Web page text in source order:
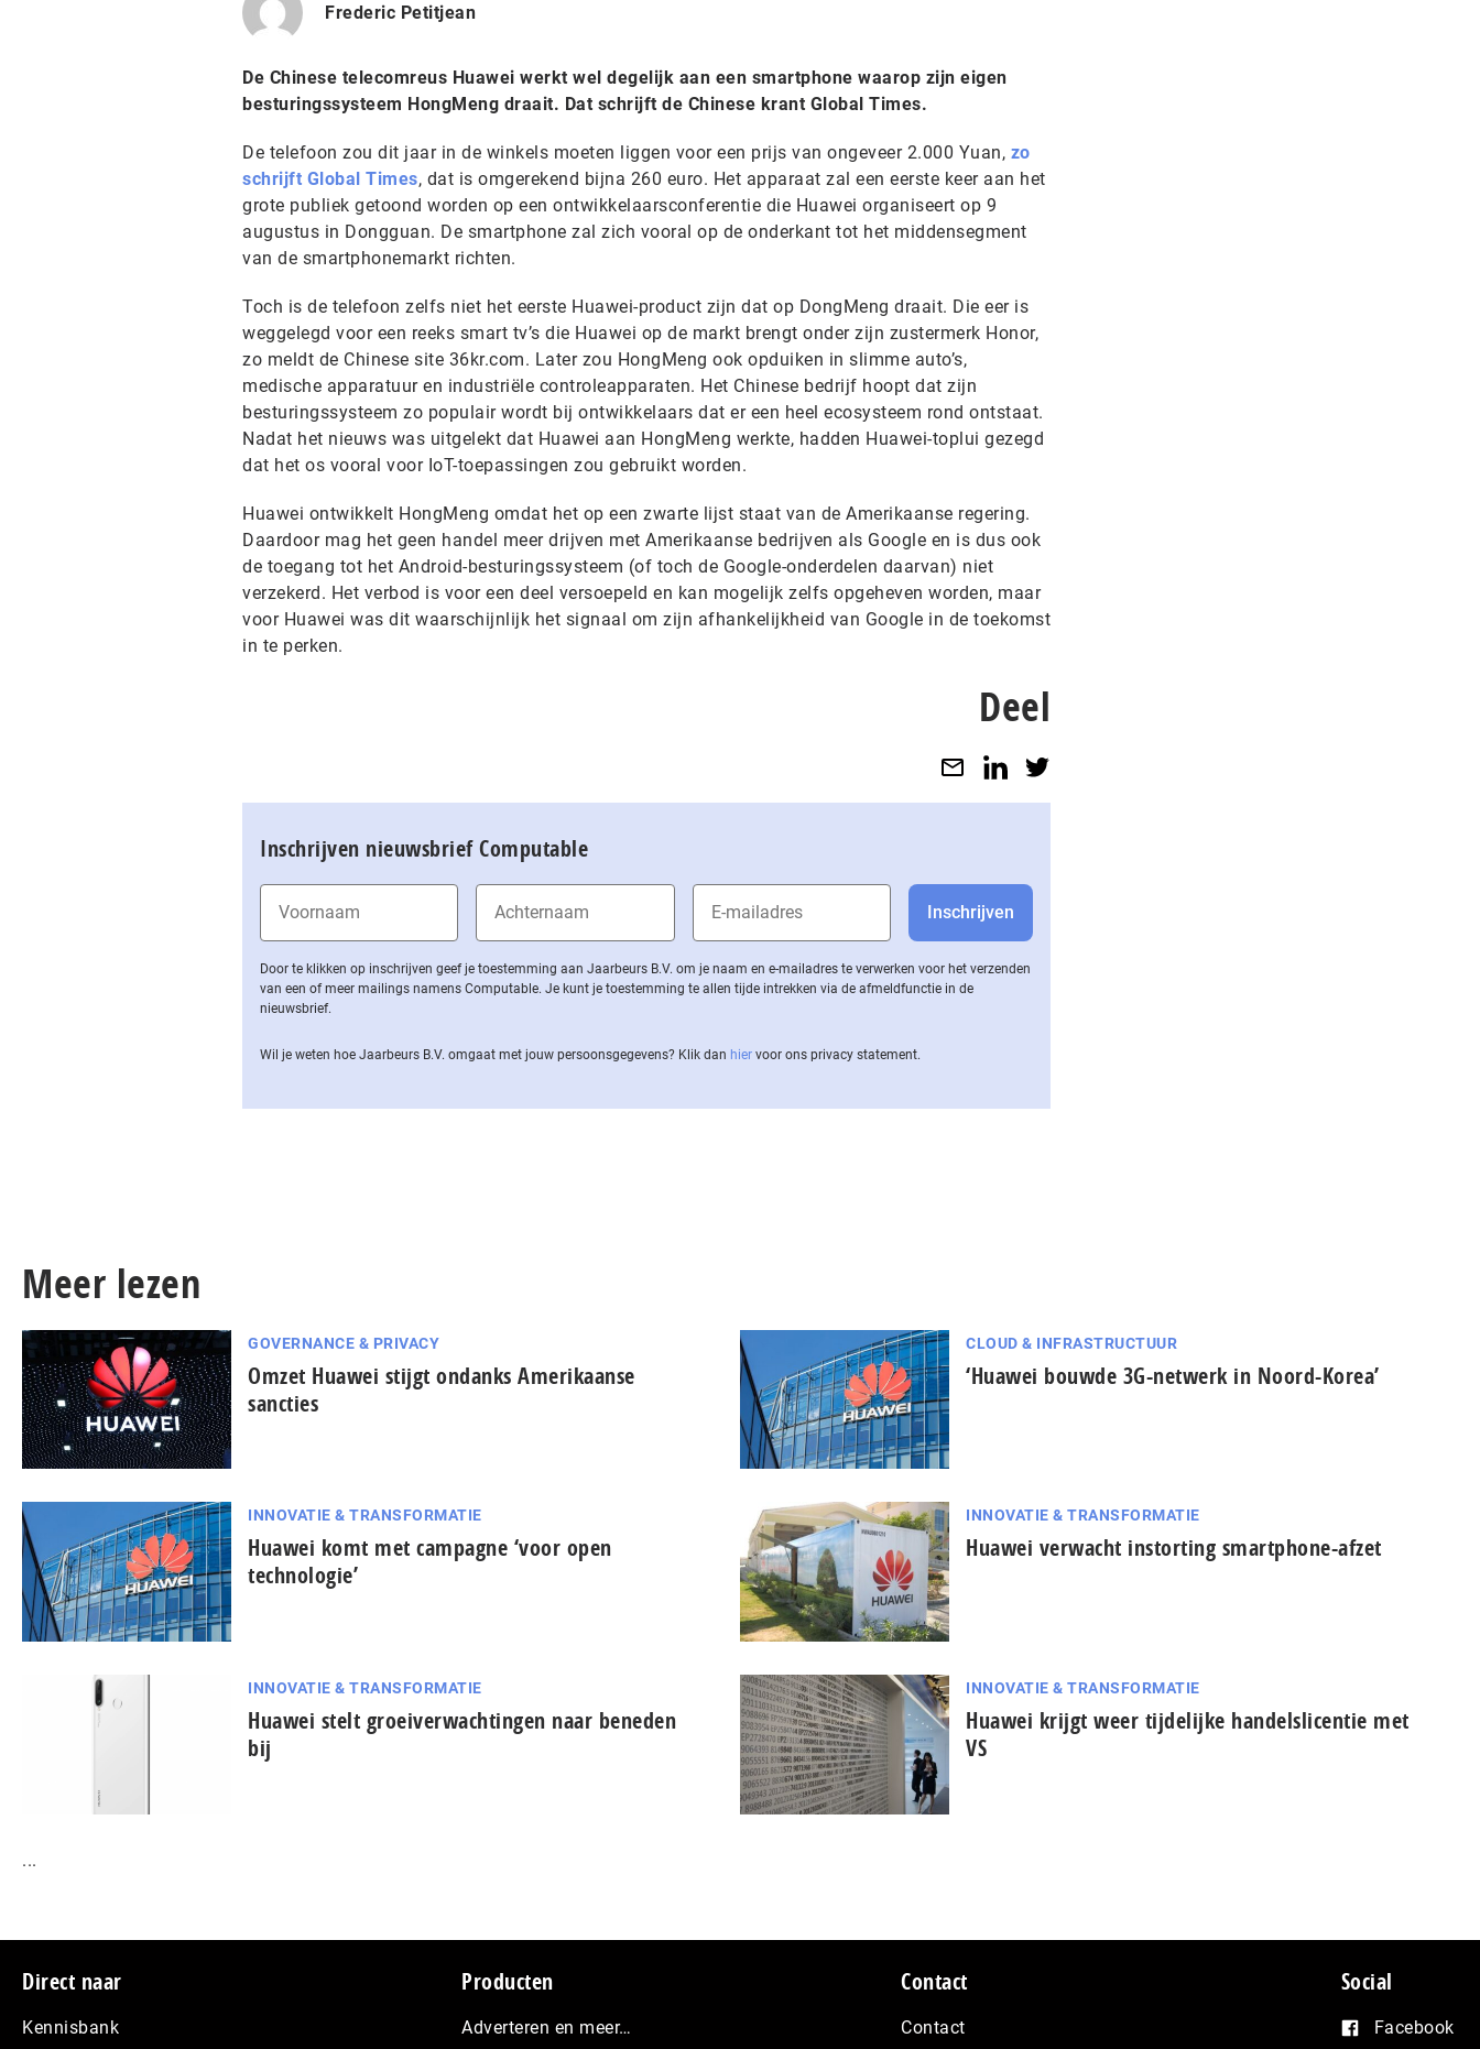
Frederic Petitjean
De Chinese telecomreus Huawei werkt wel degelijk aan een smartphone waarop zijn eigen
besturingssysteem HongMeng draait. Dat schrijft de Chinese krant Global Times.
De telefoon zou dit jaar in de winkels moeten liggen voor een prijs van ongeveer 2.000 Yuan, zo
schrijft Global Times, dat is omgerekend bijna 260 euro. Het apparaat zal een eerste keer aan het
grote publiek getoond worden op een ontwikkelaarsconferentie die Huawei organiseert op 9
augustus in Dongguan. De smartphone zal zich vooral op de onderkant tot het middensegment
van de smartphonemarkt richten.
Toch is de telefoon zelfs niet het eerste Huawei-product zijn dat op DongMeng draait. Die eer is
weggelegd voor een reeks smart tv’s die Huawei op de markt brengt onder zijn zustermerk Honor,
zo meldt de Chinese site 36kr.com. Later zou HongMeng ook opduiken in slimme auto’s,
medische apparatuur en industriële controleapparaten. Het Chinese bedrijf hoopt dat zijn
besturingssysteem zo populair wordt bij ontwikkelaars dat er een heel ecosysteem rond ontstaat.
Nadat het nieuws was uitgelekt dat Huawei aan HongMeng werkte, hadden Huawei-toplui gezegd
dat het os vooral voor IoT-toepassingen zou gebruikt worden.
Huawei ontwikkelt HongMeng omdat het op een zwarte lijst staat van de Amerikaanse regering.
Daardoor mag het geen handel meer drijven met Amerikaanse bedrijven als Google en is dus ook
de toegang tot het Android-besturingssysteem (of toch de Google-onderdelen daarvan) niet
verzekerd. Het verbod is voor een deel versoepeld en kan mogelijk zelfs opgeheven worden, maar
voor Huawei was dit waarschijnlijk het signaal om zijn afhankelijkheid van Google in de toekomst
in te perken.
Deel
Inschrijven nieuwsbrief Computable
Door te klikken op inschrijven geef je toestemming aan Jaarbeurs B.V. om je naam en e-mailadres te verwerken voor het verzenden
van een of meer mailings namens Computable. Je kunt je toestemming te allen tijde intrekken via de af­meld­func­tie in de
nieuwsbrief.
Wil je weten hoe Jaarbeurs B.V. omgaat met jouw per­soons­ge­ge­vens? Klik dan hier voor ons privacy statement.
Meer lezen
GOVERNANCE & PRIVACY
Omzet Huawei stijgt ondanks Amerikaanse
sancties
CLOUD & INFRASTRUCTUUR
‘Huawei bouwde 3G-netwerk in Noord-Korea’
INNOVATIE & TRANSFORMATIE
Huawei komt met campagne ‘voor open
technologie’
INNOVATIE & TRANSFORMATIE
Huawei verwacht instorting smartphone-afzet
INNOVATIE & TRANSFORMATIE
Huawei stelt groeiverwachtingen naar beneden
bij
INNOVATIE & TRANSFORMATIE
Huawei krijgt weer tijdelijke handelslicentie met
VS
...
Footer
Direct naar
Kennisbank
Producten
Adverteren en meer…
Contact
Contact
Social
Facebook